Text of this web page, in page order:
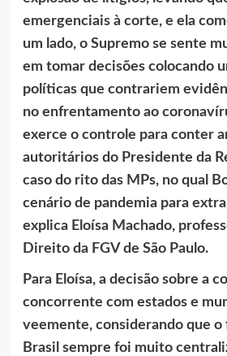
emergenciais à corte, e ela
um lado, o Supremo se sente
em tomar decisões colocando
políticas que contrariem
no enfrentamento ao
exerce o controle para conter
autoritários do Presidente da
caso do rito das MPs, no qual
cenário de pandemia para
explica Eloísa Machado,
Direito da FGV de São Paulo.
Para Eloísa, a decisão sobre a
concorrente com estados e
veemente, considerando que o
Brasil sempre foi muito